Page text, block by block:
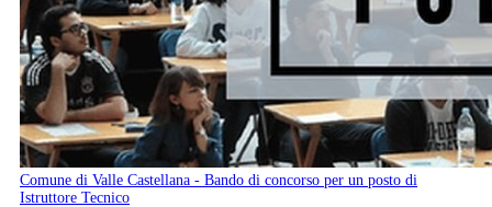
Comune di Valle Castellana - Bando di concorso per un posto di
Istruttore Tecnico